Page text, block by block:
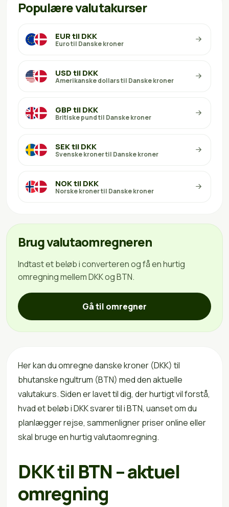
Populære valutakurser
EUR til DKK
Euro til Danske kroner
USD til DKK
Amerikanske dollars til Danske kroner
GBP til DKK
Britiske pund til Danske kroner
SEK til DKK
Svenske kroner til Danske kroner
NOK til DKK
Norske kroner til Danske kroner
Brug valutaomregneren
Indtast et beløb i converteren og få en hurtig
omregning mellem DKK og BTN.
Gå til omregner
Her kan du omregne danske kroner (DKK) til
bhutanske ngultrum (BTN) med den aktuelle
valutakurs. Siden er lavet til dig, der hurtigt vil forstå,
hvad et beløb i DKK svarer til i BTN, uanset om du
planlægger rejse, sammenligner priser online eller
skal bruge en hurtig valutaomregning.
DKK til BTN – aktuel
omregning